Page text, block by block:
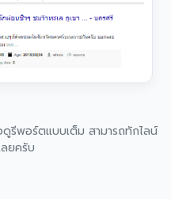
รีพอร์ตแบบเต็ม สามารถทักไลน์
ยครับ